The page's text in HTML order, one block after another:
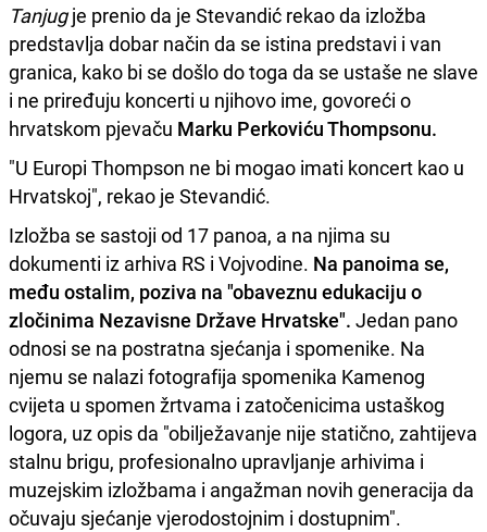
Tanjugje prenio da je Stevandić rekao da izložba
predstavlja dobar način da se istina predstavi i van
granica, kako bi se došlo do toga da se ustaše ne slave
i ne priređuju koncerti u njihovo ime, govoreći o
hrvatskom pjevaču Marku Perkoviću Thompsonu.
"U Europi Thompson ne bi mogao imati koncert kao u
Hrvatskoj", rekao je Stevandić.
Izložba se sastoji od 17 panoa, a na njima su
dokumenti iz arhiva RS i Vojvodine. Na panoima se,
među ostalim, poziva na "obaveznu edukaciju o
zločinima Nezavisne Države Hrvatske". Jedan pano
odnosi se na postratna sjećanja i spomenike. Na
njemu se nalazi fotografija spomenika Kamenog
cvijeta u spomen žrtvama i zatočenicima ustaškog
logora, uz opis da "obilježavanje nije statično, zahtijeva
stalnu brigu, profesionalno upravljanje arhivima i
muzejskim izložbama i angažman novih generacija da
očuvaju sjećanje vjerodostojnim i dostupnim".